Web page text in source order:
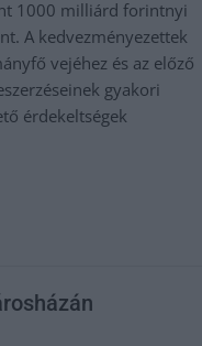
1000 milliárd forintnyi
A kedvezményezettek
vejéhez és az előző
gyakori
érdekeltségek